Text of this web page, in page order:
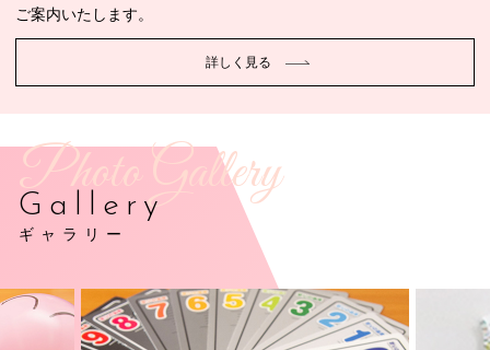
ご案内いたします。
詳しく見る
Photo Gallery
Gallery
ギャラリー